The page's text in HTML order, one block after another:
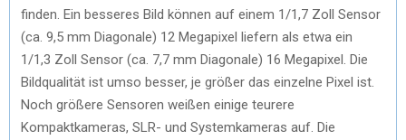
finden. Ein besseres Bild können auf einem 1/1,7 Zoll Sensor
(ca. 9,5 mm Diagonale) 12 Megapixel liefern als etwa ein
1/1,3 Zoll Sensor (ca. 7,7 mm Diagonale) 16 Megapixel. Die
Bildqualität ist umso besser, je größer das einzelne Pixel ist.
Noch größere Sensoren weißen einige teurere
Kompaktkameras, SLR- und Systemkameras auf. Die